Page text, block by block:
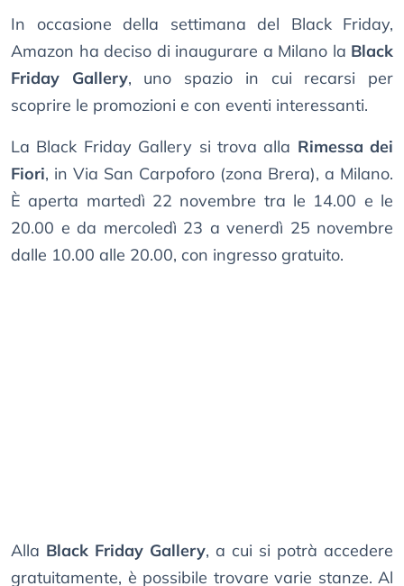
In occasione della settimana del Black Friday,
Amazon ha deciso di inaugurare a Milano la Black
Friday Gallery, uno spazio in cui recarsi per
scoprire le promozioni e con eventi interessanti.
La Black Friday Gallery si trova alla Rimessa dei
Fiori, in Via San Carpoforo (zona Brera), a Milano.
È aperta martedì 22 novembre tra le 14.00 e le
20.00 e da mercoledì 23 a venerdì 25 novembre
dalle 10.00 alle 20.00, con ingresso gratuito.
Alla Black Friday Gallery, a cui si potrà accedere
gratuitamente, è possibile trovare varie stanze. Al